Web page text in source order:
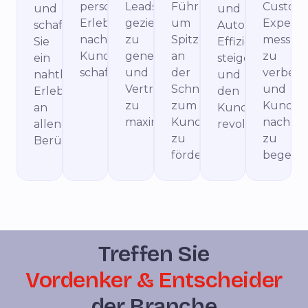
und
schaffen
Sie
ein
nahtloses
Erlebnis
an
allen
Berührungspunkten.
personalisierte
Erlebnisse
nachhaltige
Kundenbindung
schaffen.
Leads
gezielter
zu
generieren
und
Vertriebserfolge
zu
maximieren.
Führungskräfte,
um
Spitzenleistungen
an
der
Schnittstelle
zum
Kunden
zu
fördern.
und
Effizienz
steigern
und
den
Kundenservice
revolutionieren.
zu
und
Kunden
zu
Treffen Sie
Vordenker & Entscheider